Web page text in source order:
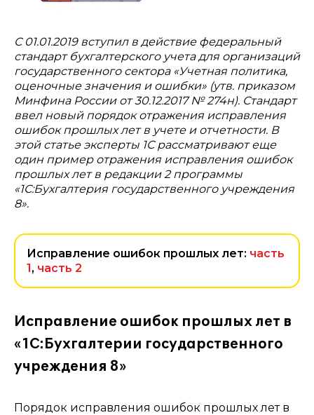
С 01.01.2019 вступил в действие федеральный
стандарт бухгалтерского учета для организаций
государственного сектора «Учетная политика,
оценочные значения и ошибки» (утв. приказом
Минфина России от 30.12.2017 № 274н). Стандарт
ввел новый порядок отражения исправления
ошибок прошлых лет в учете и отчетности. В
этой статье эксперты 1С рассматривают еще
один пример отражения исправления ошибок
прошлых лет в редакции 2 программы
«1С:Бухгалтерия государственного учреждения
8».
Исправление ошибок прошлых лет: часть
1, часть 2
Исправление ошибок прошлых лет в
«1С:Бухгалтерии государственного
учреждения 8»
Порядок исправления ошибок прошлых лет в